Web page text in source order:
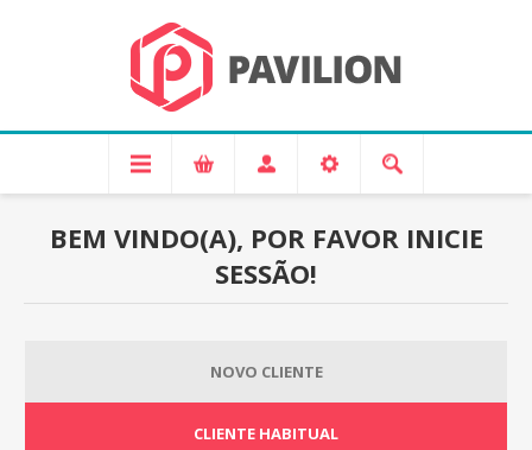
BEM VINDO(A), POR FAVOR INICIE
SESSÃO!
NOVO CLIENTE
CLIENTE HABITUAL